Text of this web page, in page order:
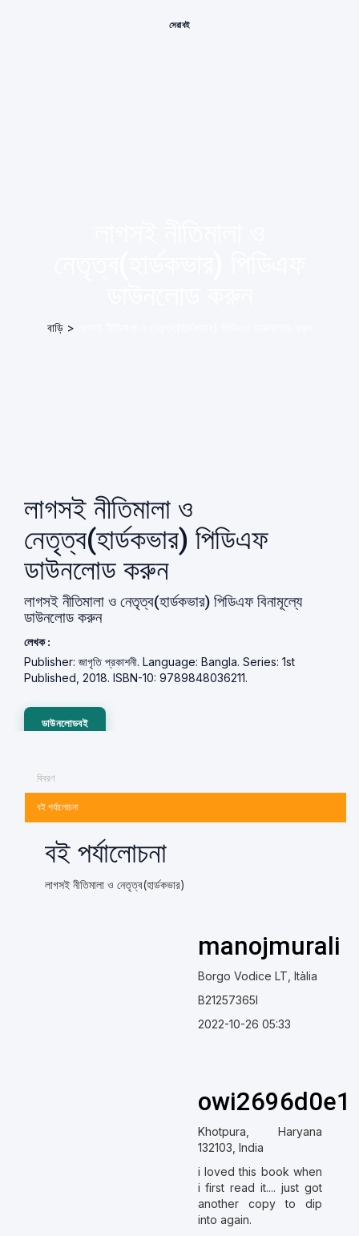
সেরা বই
বাড়ি>
লাগসই নীতিমালা ও
নেতৃত্ব(হার্ডকভার) পিডিএফ
ডাউনলোড করুন
লাগসই নীতিমালা ও নেতৃত্ব(হার্ডকভার) পিডিএফ বিনামূল্যে
ডাউনলোড করুন
লেখক :
Publisher: জাগৃতি প্রকাশনী. Language: Bangla. Series: 1st
Published, 2018. ISBN-10: 9789848036211.
ডাউনলোডবই
বিবরণ
বই পর্যালোচনা
বই পর্যালোচনা
লাগসই নীতিমালা ও নেতৃত্ব(হার্ডকভার)
manojmurali
Borgo Vodice LT, Itàlia
B21257365I
2022-10-26 05:33
owi2696d0e1
Khotpura, Haryana
132103, India
i loved this book when
i first read it.... just got
another copy to dip
into again.